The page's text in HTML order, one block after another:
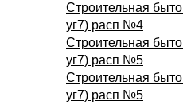
Строительная
уг7) расп №4
Строительная
уг7) расп №5
Строительная
уг7) расп №5